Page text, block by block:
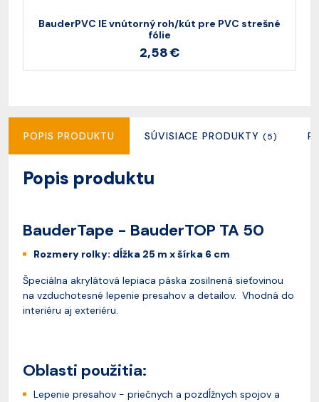
BauderPVC IE vnútorný roh/kút pre PVC strešné
fólie
2,58 €
POPIS PRODUKTU SÚVISIACE PRODUKTY (5)
Popis produktu
BauderTape - BauderTOP TA 50
Rozmery rolky: dĺžka 25 m x šírka 6 cm
Špeciálna akrylátová lepiaca páska zosilnená sieťovinou
na vzduchotesné lepenie presahov a detailov. Vhodná do
interiéru aj exteriéru.
Oblasti použitia:
Lepenie presahov - priečnych a pozdĺžnych spojov a